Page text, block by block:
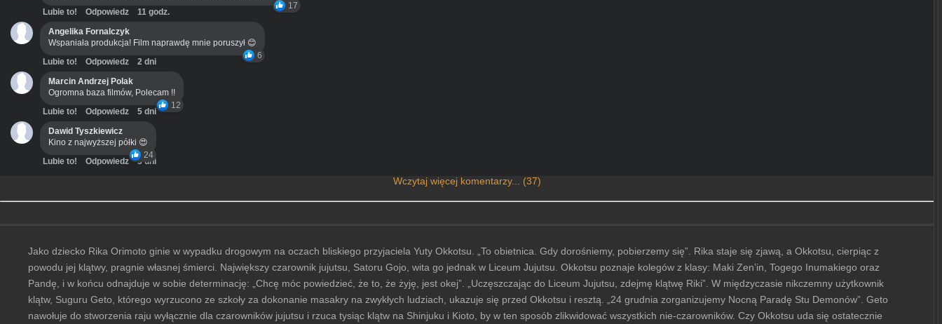
17
Lubie to! Odpowiedz
11 godz.
Angelika Fornalczyk
Wspaniała produkcja! Film naprawdę mnie poruszył 😊
6
Lubie to! Odpowiedz
2 dni
Marcin Andrzej Polak
Ogromna baza filmów, Polecam !!
12
Lubie to! Odpowiedz
5 dni
Dawid Tyszkiewicz
Kino z najwyższej półki 😍
24
Lubie to! Odpowiedz 3 dni
Wczytaj więcej komentarzy... (37)
Jako dziecko Rika Orimoto ginie w wypadku drogowym na oczach bliskiego przyjaciela Yuty Okkotsu. „To obietnica. Gdy dorośniemy, pobierzemy się”. Rika staje się zjawą, a Okkotsu, cierpiąc z
powodu jej klątwy, pragnie własnej śmierci. Największy czarownik jujutsu, Satoru Gojo, wita go jednak w Liceum Jujutsu. Okkotsu poznaje kolegów z klasy: Maki Zen’in, Togego Inumakiego oraz
Pandę, i w końcu odnajduje w sobie determinację: „Chcę móc powiedzieć, że to, że żyję, jest okej”. „Uczęszczając do Liceum Jujutsu, zdejmę klątwę Riki”. W międzyczasie nikczemny użytkownik
klątw, Suguru Geto, którego wyrzucono ze szkoły za dokonanie masakry na zwykłych ludziach, ukazuje się przed Okkotsu i resztą. „24 grudnia zorganizujemy Nocną Paradę Stu Demonów”. Geto
nawołuje do stworzenia raju wyłącznie dla czarowników jujutsu i rzuca tysiąc klątw na Shinjuku i Kioto, by w ten sposób zlikwidować wszystkich nie-czarowników. Czy Okkotsu uda się ostatecznie